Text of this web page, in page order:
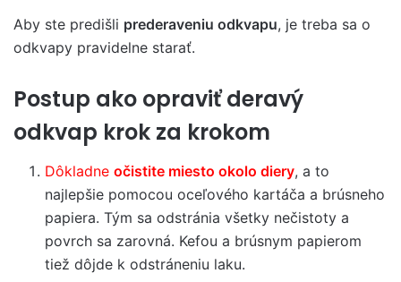
Aby ste predišli prederaveniu odkvapu, je treba sa o
odkvapy pravidelne starať.
Postup ako opraviť deravý
odkvap krok za krokom
Dôkladne očistite miesto okolo diery, a to
najlepšie pomocou oceľového kartáča a brúsneho
papiera. Tým sa odstránia všetky nečistoty a
povrch sa zarovná. Kefou a brúsnym papierom
tiež dôjde k odstráneniu laku.